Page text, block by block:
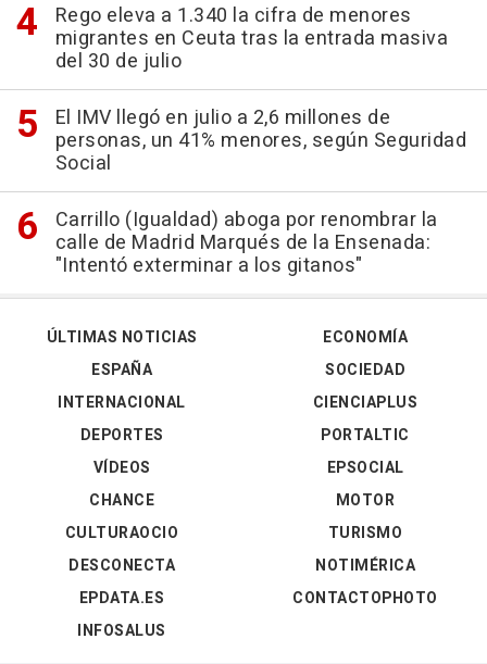
Rego eleva a 1.340 la cifra de menores
migrantes en Ceuta tras la entrada masiva
del 30 de julio
El IMV llegó en julio a 2,6 millones de
personas, un 41% menores, según Seguridad
Social
Carrillo (Igualdad) aboga por renombrar la
calle de Madrid Marqués de la Ensenada:
"Intentó exterminar a los gitanos"
ÚLTIMAS NOTICIAS
ESPAÑA
INTERNACIONAL
DEPORTES
VÍDEOS
ECONOMÍA
SOCIEDAD
CIENCIAPLUS
PORTALTIC
EPSOCIAL
CHANCE
CULTURAOCIO
DESCONECTA
EPDATA.ES
INFOSALUS
MOTOR
TURISMO
NOTIMÉRICA
CONTACTOPHOTO